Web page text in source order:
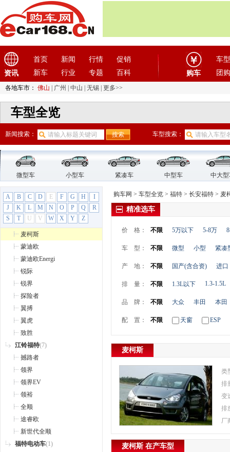
资讯
首页 新闻 行情
促销
新车
行业 专题 百科 购车
车型
团购
各地车市： 佛山 广州 中山 无锡 更多>>
车型全览
新闻搜索： 车型搜索：
微型车 小型车 紧凑车 中型车 中大
A B C D E F G H
I
J
K L M N O P Q
R
S
T U V W X Y Z
东南(12)
F
法拉利(10)
方程豹(1)
飞凡汽车(1)
菲亚特 (9)
丰田(60)
福迪(4)
福汽启腾(3)
福特(31)
EVOS
福克斯
福睿斯
嘉年华
金牛座
麦柯斯
蒙迪欧
蒙迪欧Energi
锐际
锐界
探险者
翼搏
翼虎
致胜
江铃福特(7)
撼路者
领界
领界EV
领裕
全顺
途睿欧
新世代全顺
福特电动车(1)
购车网 > 车型全览 > 福特 > 长安福特 > 麦
精准选车
价 格： 不限 5万以下 5-8万
车 型： 不限 微型 小型 紧凑
产 地： 不限 国产(含合资) 进口
排 量： 不限 1.3L以下 1.3-1.5L
品 牌： 不限 大众 丰田 本田
配 置： 不限 天窗 ESP
麦柯斯
类
排
变
排
厂
麦柯斯 在产车型